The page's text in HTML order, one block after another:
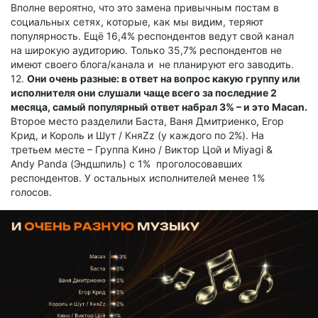
Вполне вероятно, что это замена привычным постам в
социальных сетях, которые, как мы видим, теряют
популярность. Ещё 16,4% респондентов ведут свой канал
на широкую аудиторию. Только 35,7% респондентов не
имеют своего блога/канала и не планируют его заводить.
12. Они очень разные: в ответ на вопрос какую группу или
исполнителя они слушали чаще всего за последние 2
месяца, самый популярный ответ набрал 3% – и это Macan.
Второе место разделили Баста, Ваня Дмитриенко, Егор
Крид, и Король и Шут / КняZz (у каждого по 2%). На
третьем месте – Группа Кино / Виктор Цой и Miyagi &
Andy Panda (Эндшпиль) с 1% проголосовавших
респондентов. У остальных исполнителей менее 1%
голосов.